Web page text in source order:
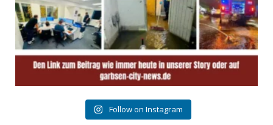
Follow on Instagram